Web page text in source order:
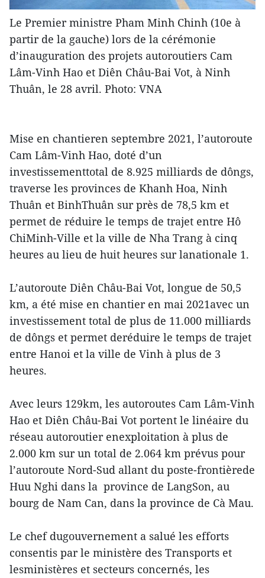
Le Premier ministre Pham Minh Chinh (10e à
partir de la gauche) lors de la cérémonie
d’inauguration des projets autoroutiers Cam
Lâm-Vinh Hao et Diên Châu-Bai Vot, à Ninh
Thuân, le 28 avril. Photo: VNA
Mise en chantieren septembre 2021, l’autoroute
Cam Lâm-Vinh Hao, doté d’un
investissementtotal de 8.925 milliards de dôngs,
traverse les provinces de Khanh Hoa, Ninh
Thuân et BinhThuân sur près de 78,5 km et
permet de réduire le temps de trajet entre Hô
ChiMinh-Ville et la ville de Nha Trang à cinq
heures au lieu de huit heures sur lanationale 1.
L’autoroute Diên Châu-Bai Vot, longue de 50,5
km, a été mise en chantier en mai 2021avec un
investissement total de plus de 11.000 milliards
de dôngs et permet deréduire le temps de trajet
entre Hanoi et la ville de Vinh à plus de 3
heures.
Avec leurs 129km, les autoroutes Cam Lâm-Vinh
Hao et Diên Châu-Bai Vot portent le linéaire du
réseau autoroutier enexploitation à plus de
2.000 km sur un total de 2.064 km prévus pour
l’autoroute Nord-Sud allant du poste-frontièrede
Huu Nghi dans la province de LangSon, au
bourg de Nam Can, dans la province de Cà Mau.
Le chef dugouvernement a salué les efforts
consentis par le ministère des Transports et
lesministères et secteurs concernés, les